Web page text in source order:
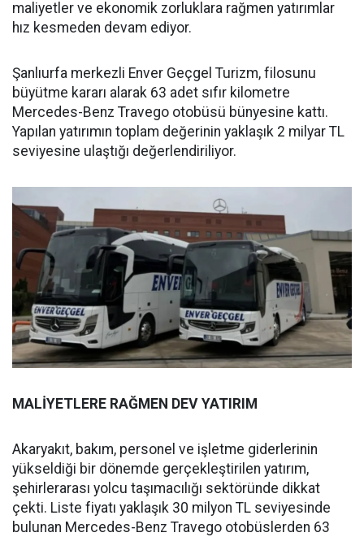
maliyetler ve ekonomik zorluklara rağmen yatırımlar
hız kesmeden devam ediyor.
Şanlıurfa merkezli Enver Geçgel Turizm, filosunu
büyütme kararı alarak 63 adet sıfır kilometre
Mercedes-Benz Travego otobüsü bünyesine kattı.
Yapılan yatırımın toplam değerinin yaklaşık 2 milyar TL
seviyesine ulaştığı değerlendiriliyor.
MALİYETLERE RAĞMEN DEV YATIRIM
Akaryakıt, bakım, personel ve işletme giderlerinin
yükseldiği bir dönemde gerçekleştirilen yatırım,
şehirlerarası yolcu taşımacılığı sektöründe dikkat
çekti. Liste fiyatı yaklaşık 30 milyon TL seviyesinde
bulunan Mercedes-Benz Travego otobüslerden 63